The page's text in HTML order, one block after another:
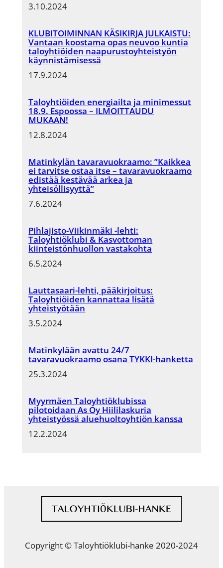
3.10.2024
KLUBITOIMINNAN KÄSIKIRJA JULKAISTU:
Vantaan koostama opas neuvoo kuntia
taloyhtiöiden naapurustoyhteistyön
käynnistämisessä
17.9.2024
Taloyhtiöiden energiailta ja minimessut
18.9. Espoossa – ILMOITTAUDU
MUKAAN!
12.8.2024
Matinkylän tavaravuokraamo: ”Kaikkea
ei tarvitse ostaa itse – tavaravuokraamo
edistää kestävää arkea ja
yhteisöllisyyttä”
7.6.2024
Pihlajisto-Viikinmäki -lehti:
Taloyhtiöklubi & Kasvottoman
kiinteistönhuollon vastakohta
6.5.2024
Lauttasaari-lehti, pääkirjoitus:
Taloyhtiöiden kannattaa lisätä
yhteistyötään
3.5.2024
Matinkylään avattu 24/7
tavaravuokraamo osana TYKKI-hanketta
25.3.2024
Myyrmäen Taloyhtiöklubissa
pilotoidaan As Oy Hiililaskuria
yhteistyössä aluehuoltoyhtiön kanssa
12.2.2024
Copyright © Taloyhtiöklubi-hanke 2020-2024